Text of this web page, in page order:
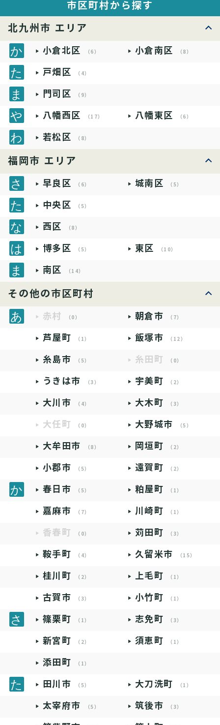
市区町村から探す
北九州市 エリア
小倉北区 （6） 小倉南区 （8）
戸畑区 （4）
門司区 （9）
八幡西区 （17） 八幡東区 （6）
若松区 （8）
福岡市 エリア
早良区 （6） 城南区 （5）
中央区 （5）
西区 （8）
博多区 （5） 東区 （10）
南区 （14）
その他の市区町村
赤村 （0） 朝倉市 （7）
芦屋町 （1） 飯塚市 （12）
糸島市 （5） 糸田町 （0）
うきは市 （3） 宇美町 （2）
大川市 （4） 大木町 （3）
大任町 （0） 大野城市 （5）
大牟田市 （8） 岡垣町 （2）
小郡市 （5） 遠賀町 （2）
春日市 （5） 粕屋町 （1）
嘉麻市 （7） 川崎町 （1）
香春町 （0） 苅田町 （3）
鞍手町 （4） 久留米市 （15）
桂川町 （2） 上毛町 （1）
古賀市 （3） 小竹町 （1）
篠栗町 （1） 志免町 （3）
新宮町 （2） 須恵町 （1）
添田町 （1）
田川市 （5） 大刀洗町 （1）
太宰府市 （5） 筑後市 （3）